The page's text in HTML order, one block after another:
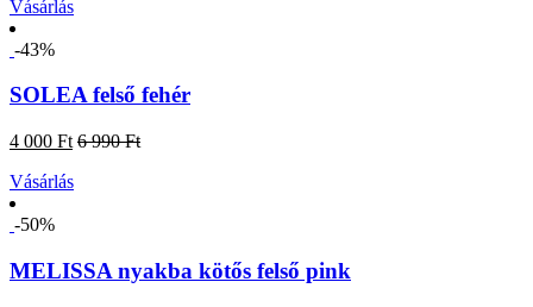
Vásárlás
-43%
SOLEA felső fehér
4 000 Ft 6 990 Ft
Vásárlás
-50%
MELISSA nyakba kötős felső pink